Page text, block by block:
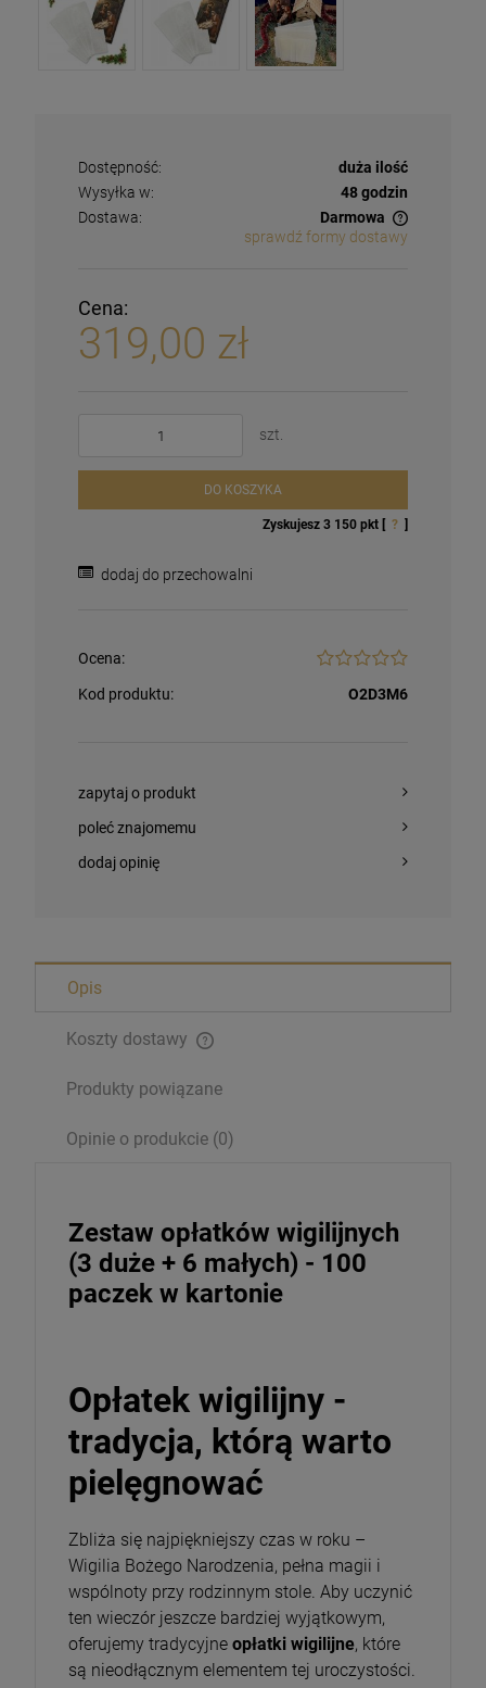
Wyszyński
Opakowanie
DO KOSZYKA
Dostępność:
duża ilość
Wysyłka w:
48 godzin
Dostawa:
Darmowa
sprawdź formy dostawy
Cena:
319,00 zł
szt.
DO KOSZYKA
Zyskujesz 3 150 pkt [ ? ]
dodaj do przechowalni
Ocena:
Kod produktu: O2D3M6
zapytaj o produkt
poleć znajomemu
dodaj opinię
Opis
Koszty dostawy
Produkty powiązane
Opinie o produkcie (0)
Zestaw opłatków wigilijnych
(3 duże + 6 małych) - 100
paczek w kartonie
Opłatek wigilijny -
tradycja, którą warto
pielęgnować
Zbliża się najpiękniejszy czas w roku –
Wigilia Bożego Narodzenia, pełna magii i
wspólnoty przy rodzinnym stole. Aby uczynić
ten wieczór jeszcze bardziej wyjątkowym,
oferujemy tradycyjne opłatki wigilijne, które
są nieodłącznym elementem tej uroczystości.